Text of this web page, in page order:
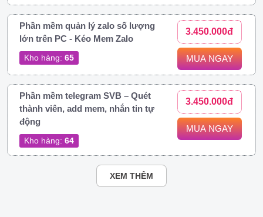
Phần mềm quản lý zalo số lượng
lớn trên PC - Kéo Mem Zalo
Kho hàng: 65
3.450.000đ
MUA NGAY
Phần mềm telegram SVB – Quét
thành viên, add mem, nhắn tin tự
động
Kho hàng: 64
3.450.000đ
MUA NGAY
XEM THÊM